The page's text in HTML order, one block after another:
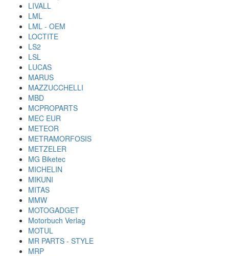
LIVALL
LML
LML - OEM
LOCTITE
LS2
LSL
LUCAS
MARUS
MAZZUCCHELLI
MBD
MCPROPARTS
MEC EUR
METEOR
METRAMORFOSIS
METZELER
MG Biketec
MICHELIN
MIKUNI
MITAS
MMW
MOTOGADGET
Motorbuch Verlag
MOTUL
MR PARTS - STYLE
MRP